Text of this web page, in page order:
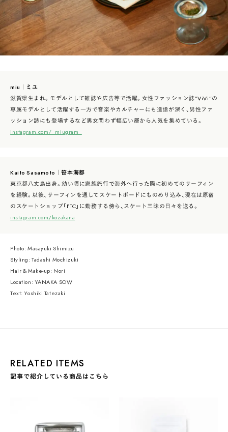
miu｜ミユ
滋賀県生まれ。モデルとして雑誌や広告等で活躍。女性ファッション誌”ViVi”の
専属モデルとして活躍する一方で音楽やカルチャーにも造詣が深く、男性ファ
ッション誌にも登場するなど男女問わず幅広い層から人気を集めている。
instagram.com/_miugram_
Kaito Sasamoto｜笹本海都
東京都八丈島出身。幼い頃に家族旅行で海外へ行った際に初めてのサーフィン
を経験。以後、サーフィンを通してスケートボードにものめり込み、現在は原宿
のスケートショップ「FTC」に勤務する傍ら、スケート三昧の日々を送る。
instagram.com/kozakana
Photo: Masayuki Shimizu
Styling: Tadashi Mochizuki
Hair & Make-up: Nori
Location: YANAKA SOW
Text: Yoshiki Tatezaki
RELATED ITEMS
記事で紹介している商品はこちら